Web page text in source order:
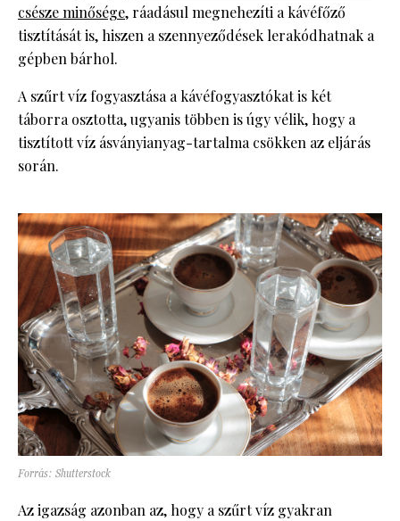
csésze minősége, ráadásul megnehezíti a kávéfőző
tisztítását is, hiszen a szennyeződések lerakódhatnak a
gépben bárhol.
A szűrt víz fogyasztása a kávéfogyasztókat is két
táborra osztotta, ugyanis többen is úgy vélik, hogy a
tisztított víz ásványianyag-tartalma csökken az eljárás
során.
Forrás: Shutterstock
Az igazság azonban az, hogy a szűrt víz gyakran